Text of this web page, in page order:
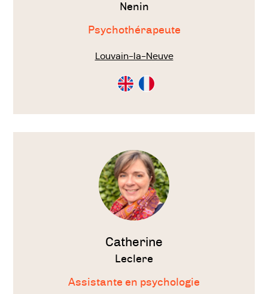
Nenin
Psychothérapeute
Louvain-la-Neuve
Consultation
en
Consultation
en
Voir
Catherine
Leclere
Assistante en psychologie